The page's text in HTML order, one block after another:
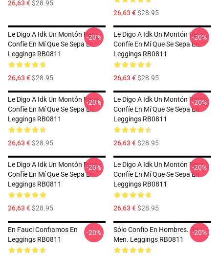
26,63 €$28.95
26,63 €$28.95
Le Digo A Idk Un Montón Pero
Confíe En Mí Que Se Sepa En
Leggings RB0811
26,63 €$28.95
-20%
Le Digo A Idk Un Montón Pero
Confíe En Mí Que Se Sepa En
Leggings RB0811
26,63 €$28.95
-20%
Le Digo A Idk Un Montón Pero
Confíe En Mí Que Se Sepa En
Leggings RB0811
26,63 €$28.95
-20%
Le Digo A Idk Un Montón Pero
Confíe En Mí Que Se Sepa En
Leggings RB0811
26,63 €$28.95
-20%
Le Digo A Idk Un Montón Pero
Confíe En Mí Que Se Sepa En
Leggings RB0811
26,63 €$28.95
-20%
Le Digo A Idk Un Montón Pero
Confíe En Mí Que Se Sepa En
Leggings RB0811
26,63 €$28.95
-20%
En Fauci Confiamos En
Leggings RB0811
-20%
Sólo Confío En Hombres. Ra-
Men. Leggings RB0811
-20%